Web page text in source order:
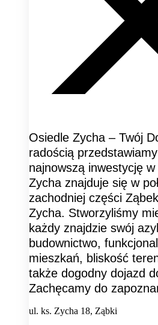
Osiedle Zycha – Twój
radością
najnowszą inwestycję
Zycha znajduje się w
zachodniej części
Zycha. Stworzyliśmy
każdy znajdzie swój
budownictwo,
mieszkań, bliskość
także dogodny dojazd
Zachęcamy do
ul. ks. Zycha 18, Ząbki